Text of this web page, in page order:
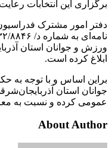
برگزاری این انتخابات
دفتر امور مشترک
ورزش و جوانان استان
ابلاغ کرده است.
براین اساس و با توجه به
جوانان استان
عمومی کرده و نسبت به
About Author